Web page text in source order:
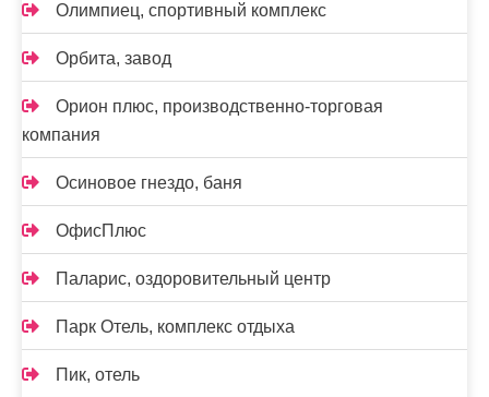
Олимпиец, спортивный комплекс
Орбита, завод
Орион плюс, производственно-торговая
компания
Осиновое гнездо, баня
ОфисПлюс
Паларис, оздоровительный центр
Парк Отель, комплекс отдыха
Пик, отель